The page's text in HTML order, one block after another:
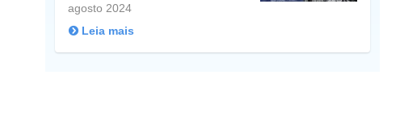
agosto 2024
Leia mais